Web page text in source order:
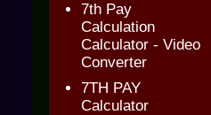
7th Pay
Calculation
Calculator - Video
Converter
7TH PAY
Calculator